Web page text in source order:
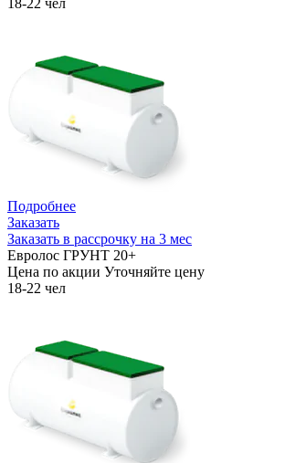
Подробнее
Заказать
Заказать в рассрочку на 3 мес
Евролос ГРУНТ 20+
Цена по акции Уточняйте цену
18-22 чел